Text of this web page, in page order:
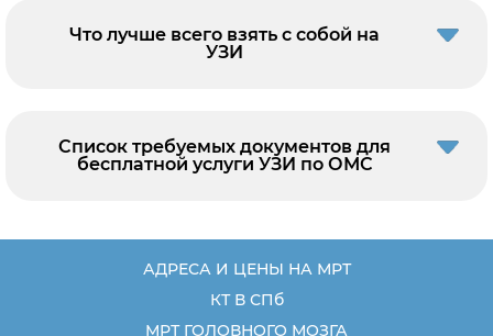
Что лучше всего взять с собой на
УЗИ
Список требуемых документов для
бесплатной услуги УЗИ по ОМС
АДРЕСА И ЦЕНЫ НА МРТ
КТ В СПб
МРТ ГОЛОВНОГО МОЗГА